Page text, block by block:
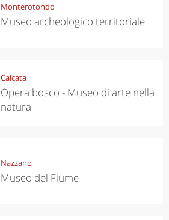
Monterotondo
Museo archeologico territoriale
Calcata
Opera bosco - Museo di arte nella
natura
Nazzano
Museo del Fiume